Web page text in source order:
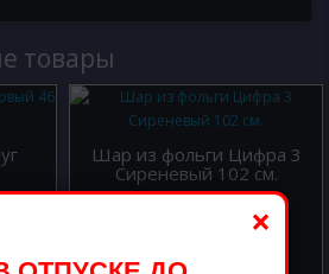
товары
Шар из фольги Цифра 3
Сиреневый 102 см.
×